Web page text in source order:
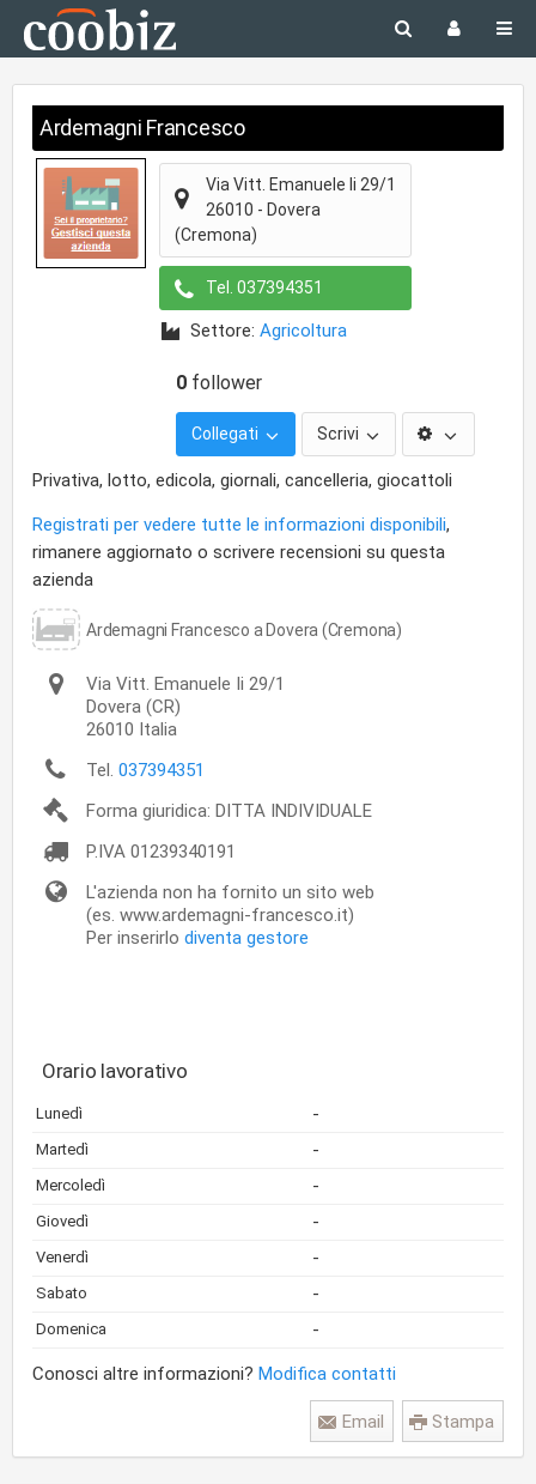
Ardemagni Francesco
Via Vitt. Emanuele Ii 29/1
26010 - Dovera
(Cremona)
Tel. 037394351
Settore: Agricoltura
0 follower
Collegati Scrivi
Privativa, lotto, edicola, giornali, cancelleria, giocattoli
Registrati per vedere tutte le informazioni disponibili,
rimanere aggiornato o scrivere recensioni su questa
azienda
Ardemagni Francesco a Dovera (Cremona)
Via Vitt. Emanuele Ii 29/1
Dovera (CR)
26010 Italia
Tel. 037394351
Forma giuridica: DITTA INDIVIDUALE
P.IVA 01239340191
L'azienda non ha fornito un sito web
(es. www.ardemagni-francesco.it)
Per inserirlo diventa gestore
Orario lavorativo
Lunedì -
Martedì -
Mercoledì -
Giovedì -
Venerdì -
Sabato -
Domenica -
Conosci altre informazioni? Modifica contatti
Stampa
Email